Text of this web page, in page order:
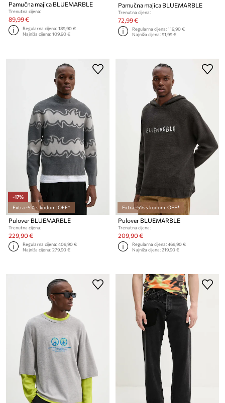
Pamučna majica BLUEMARBLE
Trenutna cijena:
89,99 €
Regularna cijena:189,90 €
Najniža cijena:109,90 €
Pamučna majica BLUEMARBLE
Trenutna cijena:
72,99 €
Regularna cijena:119,90 €
Najniža cijena:91,99 €
-17%
Extra -5% s kodom: OFF*
Pulover BLUEMARBLE
Trenutna cijena:
229,90 €
Regularna cijena:409,90 €
Najniža cijena:279,90 €
Extra -5% s kodom: OFF*
Pulover BLUEMARBLE
Trenutna cijena:
209,90 €
Regularna cijena:469,90 €
Najniža cijena:219,90 €